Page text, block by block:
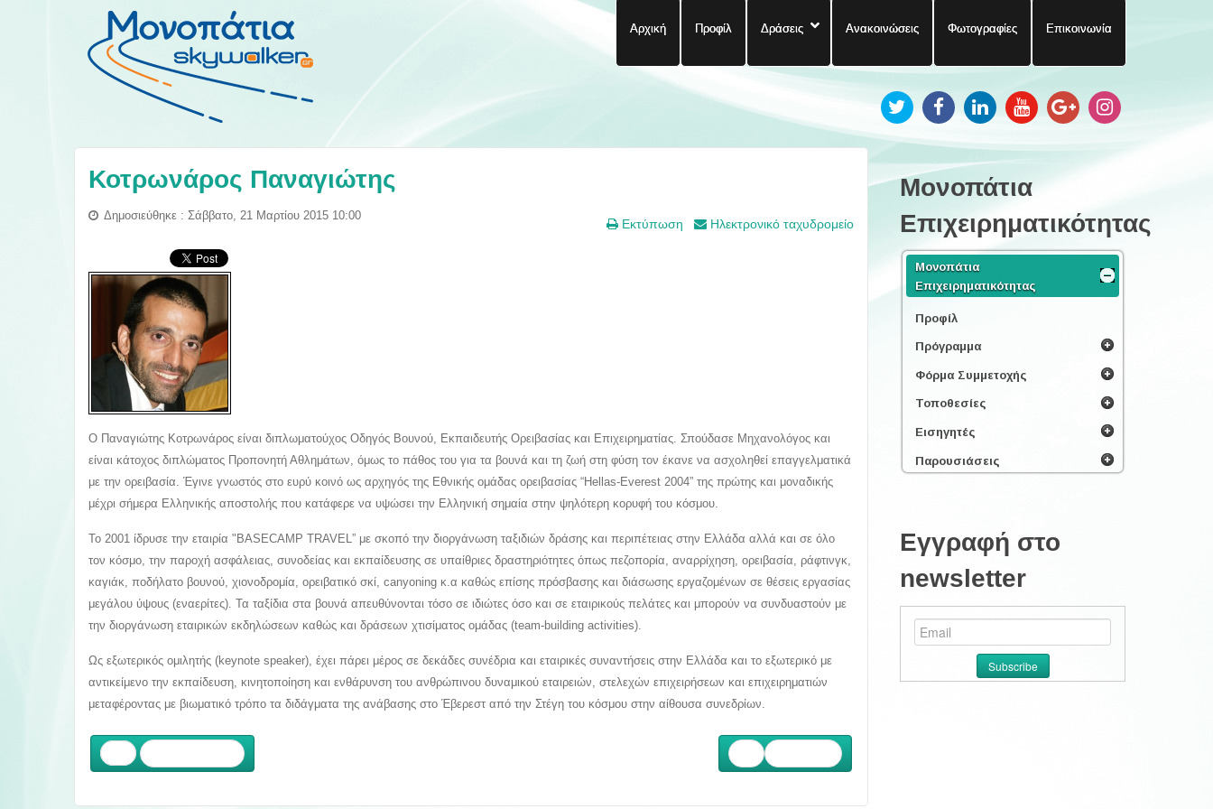
Αρχική Προφίλ Δράσεις Ανακοινώσεις Φωτογραφίες Επικοινωνία
Κοτρωνάρος Παναγιώτης
Εκτύπωση Ηλεκτρονικό ταχυδρομείο
Δημοσιεύθηκε : Σάββατο, 21 Μαρτίου 2015 10:00
Ο Παναγιώτης Κοτρωνάρος είναι διπλωματούχος Οδηγός Βουνού, Εκπαιδευτής Ορειβασίας και Επιχειρηματίας. Σπούδασε Μηχανολόγος και
είναι κάτοχος διπλώματος Προπονητή Αθλημάτων, όμως το πάθος του για τα βουνά και τη ζωή στη φύση τον έκανε να ασχοληθεί επαγγελματικά
με την ορειβασία. Έγινε γνωστός στο ευρύ κοινό ως αρχηγός της Εθνικής ομάδας ορειβασίας “Hellas-Everest 2004” της πρώτης και μοναδικής
μέχρι σήμερα Ελληνικής αποστολής που κατάφερε να υψώσει την Ελληνική σημαία στην ψηλότερη κορυφή του κόσμου.
Το 2001 ίδρυσε την εταιρία "BASECAMP TRAVEL” με σκοπό την διοργάνωση ταξιδιών δράσης και περιπέτειας στην Ελλάδα αλλά και σε όλο
τον κόσμο, την παροχή ασφάλειας, συνοδείας και εκπαίδευσης σε υπαίθριες δραστηριότητες όπως πεζοπορία, αναρρίχηση, ορειβασία, ράφτινγκ,
καγιάκ, ποδήλατο βουνού, χιονοδρομία, ορειβατικό σκί, canyoning κ.α καθώς επίσης πρόσβασης και διάσωσης εργαζομένων σε θέσεις εργασίας
μεγάλου ύψους (εναερίτες). Τα ταξίδια στα βουνά απευθύνονται τόσο σε ιδιώτες όσο και σε εταιρικούς πελάτες και μπορούν να συνδυαστούν με
την διοργάνωση εταιρικών εκδηλώσεων καθώς και δράσεων χτισίματος ομάδας (team-building activities).
Ως εξωτερικός ομιλητής (keynote speaker), έχει πάρει μέρος σε δεκάδες συνέδρια και εταιρικές συναντήσεις στην Ελλάδα και το εξωτερικό με
αντικείμενο την εκπαίδευση, κινητοποίηση και ενθάρυνση του ανθρώπινου δυναμικού εταιρειών, στελεχών επιχειρήσεων και επιχειρηματιών
μεταφέροντας με βιωματικό τρόπο τα διδάγματα της ανάβασης στο Έβερεστ από την Στέγη του κόσμου στην αίθουσα συνεδρίων.
Μονοπάτια
Επιχειρηματικότητας
Μονοπάτια
Επιχειρηματικότητας
Προφίλ
Πρόγραμμα
Φόρμα Συμμετοχής
Τοποθεσίες
Εισηγητές
Παρουσιάσεις
Εγγραφή στο
newsletter